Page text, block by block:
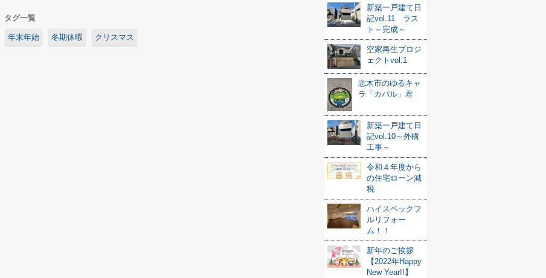
タグ一覧
年末年始 冬期休暇 クリスマス
新築一戸建て日
記vol.11 ラス
ト～完成～
空家再生プロジ
ェクトvol.1
志木市のゆるキャ
ラ「カパル」君
新築一戸建て日
記vol.10～外構
工事～
令和４年度から
の住宅ローン減
税
ハイスペックフ
ルリフォー
ム！！
新年のご挨拶
【2022年Happy
New Year!!】